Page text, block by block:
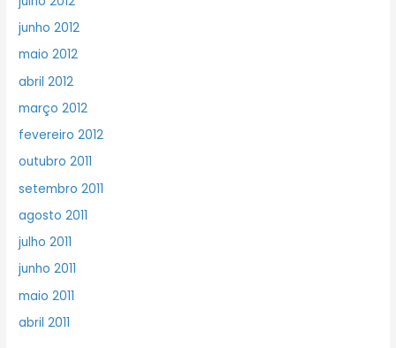
junho 2012
maio 2012
abril 2012
março 2012
fevereiro 2012
outubro 2011
setembro 2011
agosto 2011
julho 2011
junho 2011
maio 2011
abril 2011